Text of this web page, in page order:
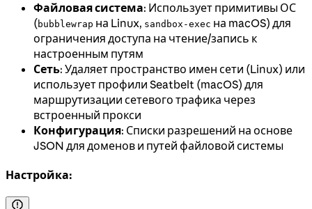
Файловая система: Использует примитивы ОС
(bubblewrap на Linux, sandbox-exec на macOS) для
ограничения доступа на чтение/запись к
настроенным путям
Сеть: Удаляет пространство имен сети (Linux) или
использует профили Seatbelt (macOS) для
маршрутизации сетевого трафика через
встроенный прокси
Конфигурация: Списки разрешений на основе
JSON для доменов и путей файловой системы
Настройка: